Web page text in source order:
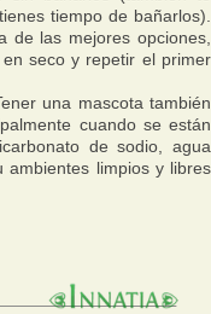
tiempo de bañarlos).
de las mejores opciones,
seco y repetir el primer
una mascota también
cuando se están
de sodio, agua
ambientes limpios y libres